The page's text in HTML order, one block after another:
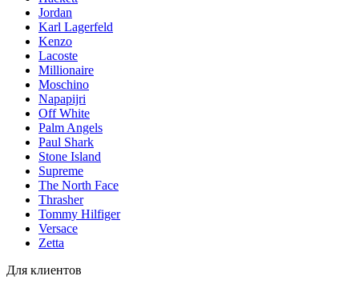
Jordan
Karl Lagerfeld
Kenzo
Lacoste
Millionaire
Moschino
Napapijri
Off White
Palm Angels
Paul Shark
Stone Island
Supreme
The North Face
Thrasher
Tommy Hilfiger
Versace
Zetta
Для клиентов